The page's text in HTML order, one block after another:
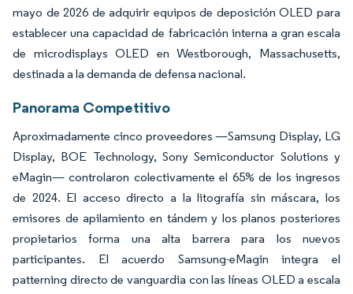
mayo de 2026 de adquirir equipos de deposición OLED para
establecer una capacidad de fabricación interna a gran escala
de microdisplays OLED en Westborough, Massachusetts,
destinada a la demanda de defensa nacional.
Panorama Competitivo
Aproximadamente cinco proveedores —Samsung Display, LG
Display, BOE Technology, Sony Semiconductor Solutions y
eMagin— controlaron colectivamente el 65% de los ingresos
de 2024. El acceso directo a la litografía sin máscara, los
emisores de apilamiento en tándem y los planos posteriores
propietarios forma una alta barrera para los nuevos
participantes. El acuerdo Samsung-eMagin integra el
patterning directo de vanguardia con las líneas OLED a escala